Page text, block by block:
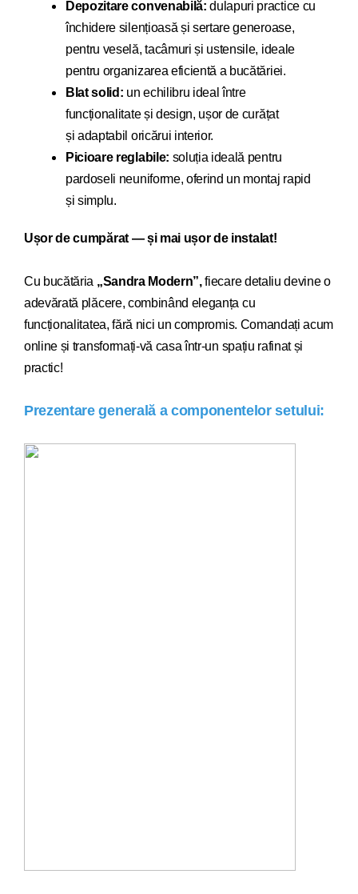
Depozitare convenabilă:dulapuri practice cu
închidere silențioasă și sertare generoase,
pentru veselă, tacâmuri și ustensile, ideale
pentru organizarea eficientă a bucătăriei.
Blat solid: un echilibru ideal între
funcționalitate și design, ușor de curățat
și adaptabil oricărui interior.
Picioare reglabile: soluția ideală pentru
pardoseli neuniforme, oferind un montaj rapid
și simplu.
Ușor de cumpărat — și mai ușor de instalat!
Cu bucătăria „Sandra Modern”,fiecare detaliu devine o
adevărată plăcere, combinând eleganța cu
funcționalitatea, fără nici un compromis. Comandați acum
online și transformați-vă casa într-un spațiu rafinat și
practic!
Prezentare generală a componentelor setului: